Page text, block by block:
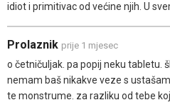
idiot i primitivac od većine njih. U
Prolaznik prije 1 mjesec
o četničuljak. pa popij neku tabletu.
nemam baš nikakve veze s
te monstrume. za razliku od tebe